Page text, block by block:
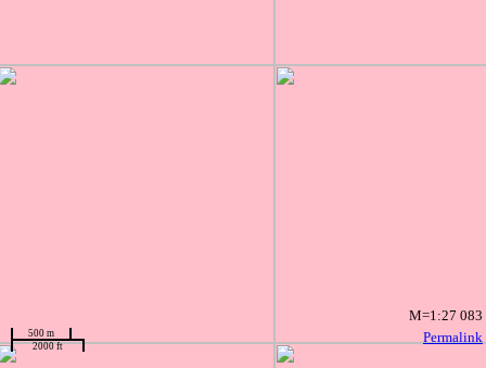
Permalink
500 m
2000 ft
M=1:27 083